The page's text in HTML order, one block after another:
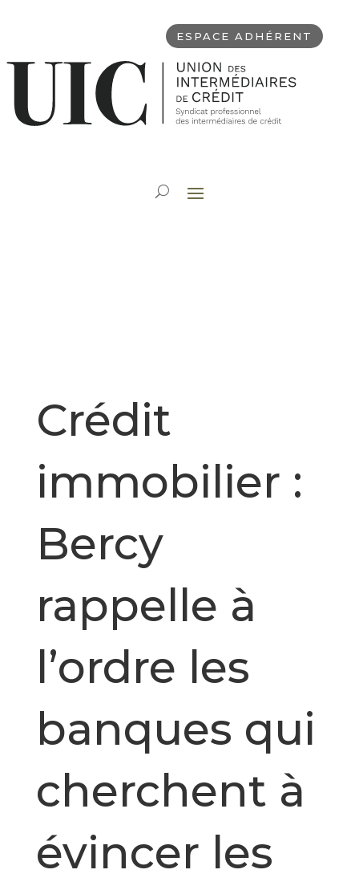
ESPACE ADHÉRENT
Crédit
immobilier :
Bercy
rappelle à
l’ordre les
banques qui
cherchent à
évincer les